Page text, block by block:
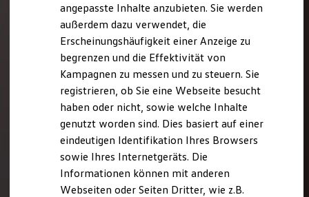
Kosten und Kauf
Verbrauchskosten
Kaufoptionen
E-Auto-Förderung
Software und Konnektivität
Die ID. Software 6
ID. Software Versionen und Updates
Digitale Extras
Schnittstellen zu Ihrem ID.
Hybridautos
Marke und Erlebnis
Volkswagen R und R Experience
R-Modelle
R Experience
Driving Experience
angepasste Inhalte anzubieten. Sie werden
außerdem dazu verwendet, die
Erscheinungshäufigkeit einer Anzeige zu
begrenzen und die Effektivität von
Kampagnen zu messen und zu steuern. Sie
registrieren, ob Sie eine Webseite besucht
haben oder nicht, sowie welche Inhalte
genutzt worden sind. Dies basiert auf einer
eindeutigen Identifikation Ihres Browsers
sowie Ihres Internetgeräts. Die
Informationen können mit anderen
Webseiten oder Seiten Dritter, wie z.B.